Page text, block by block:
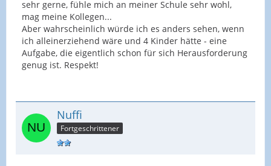
sehr gerne, fühle mich an meiner Schule sehr wohl,
mag meine Kollegen...
Aber wahrscheinlich würde ich es anders sehen, wenn
ich alleinerziehend wäre und 4 Kinder hätte - eine
Aufgabe, die eigentlich schon für sich Herausforderung
genug ist. Respekt!
Nuffi
Fortgeschrittener